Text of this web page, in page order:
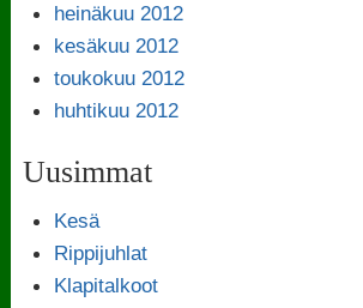
heinäkuu 2012
kesäkuu 2012
toukokuu 2012
huhtikuu 2012
Uusimmat
Kesä
Rippijuhlat
Klapitalkoot